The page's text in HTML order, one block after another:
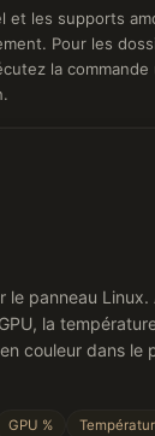
et les supports
Pour les
la commande
le panneau
la
couleur dans le
GPU %